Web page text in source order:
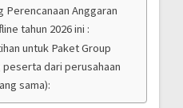
Perencanaan Anggaran
tahun 2026 ini :
untuk Paket Group
peserta dari perusahaan
sama):